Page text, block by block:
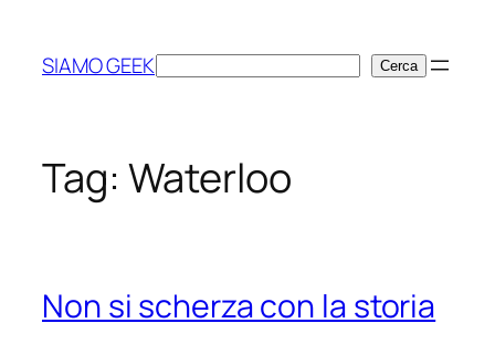
contenuto
SIAMO GEEKCerca Cerca
Tag: Waterloo
Non si scherza con la storia